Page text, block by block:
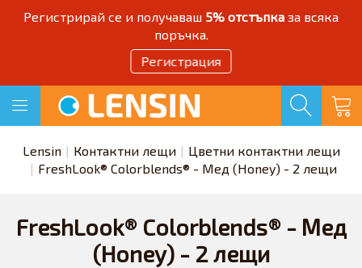
Регистрирай се и получаваш 5% отстъпка за всяка
поръчка.
Регистрация
Lensin Контактни лещи
Цветни контактни лещи
FreshLook® Colorblends® - Мед (Honey) - 2 лещи
FreshLook® Colorblends® - Мед
(Honey) - 2 лещи